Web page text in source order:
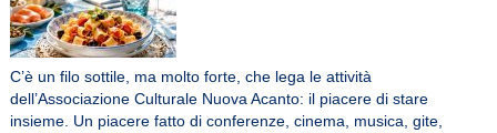
C’è un filo sottile, ma molto forte, che lega le attività
dell’Associazione Culturale Nuova Acanto: il piacere di stare
insieme. Un piacere fatto di conferenze, cinema, musica, gite,